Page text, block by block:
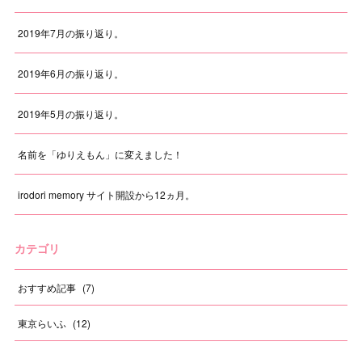
2019年7月の振り返り。
2019年6月の振り返り。
2019年5月の振り返り。
名前を「ゆりえもん」に変えました！
irodori memory サイト開設から12ヵ月。
カテゴリ
おすすめ記事 (7)
東京らいふ (12)